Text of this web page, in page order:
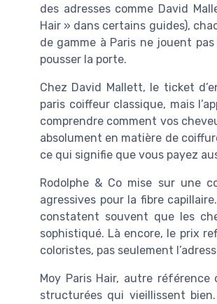
des adresses comme David
Hair » dans certains guides),
de gamme à Paris ne jouent
pousser la porte.
Chez David Mallett, le ticket
paris coiffeur classique, mais
comprendre comment vos
absolument en matière de
ce qui signifie que vous payez
Rodolphe & Co mise sur une
agressives pour la fibre
constatent souvent que les
sophistiqué. Là encore, le prix
coloristes, pas seulement
Moy Paris Hair, autre
structurées qui vieillissent